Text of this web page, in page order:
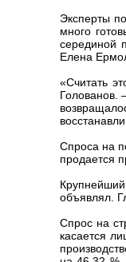
Эксперты
много
серединой
Елена
«Считать
Голованов.
Спроса на
продается
объявлял.
Спрос на
касается